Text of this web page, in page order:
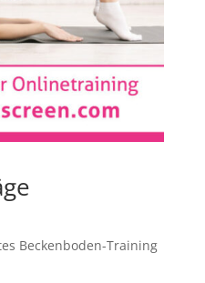
Beckenboden-Training